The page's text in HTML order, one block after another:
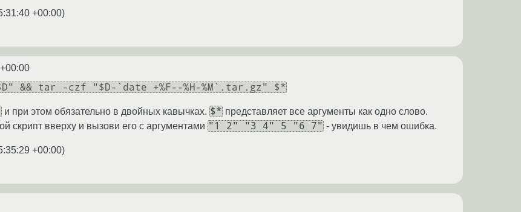
+00:00)
&& tar -czf "$D-`date +%F--%H-%M`.tar.gz" $*
и при этом обязательно в двойных кавычках. $* представляет все аргументы как одно слово.
скрипт вверху и вызови его с аргументами "1 2" "3 4" 5 "6 7" - увидишь в чем ошибка.
+00:00)